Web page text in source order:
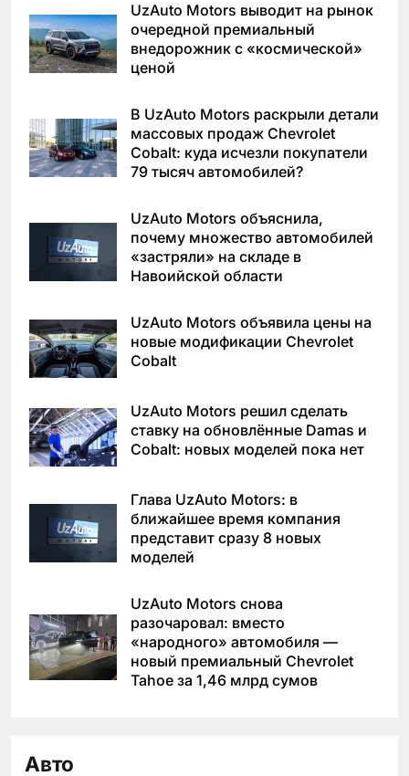
UzAuto Motors выводит на рынок
очередной премиальный
внедорожник с «космической»
ценой
В UzAuto Motors раскрыли детали
массовых продаж Chevrolet
Cobalt: куда исчезли покупатели
79 тысяч автомобилей?
UzAuto Motors объяснила,
почему множество автомобилей
«застряли» на складе в
Навоийской области
UzAuto Motors объявила цены на
новые модификации Chevrolet
Cobalt
UzAuto Motors решил сделать
ставку на обновлённые Damas и
Cobalt: новых моделей пока нет
Глава UzAuto Motors: в
ближайшее время компания
представит сразу 8 новых
моделей
UzAuto Motors снова
разочаровал: вместо
«народного» автомобиля —
новый премиальный Chevrolet
Tahoe за 1,46 млрд сумов
Авто